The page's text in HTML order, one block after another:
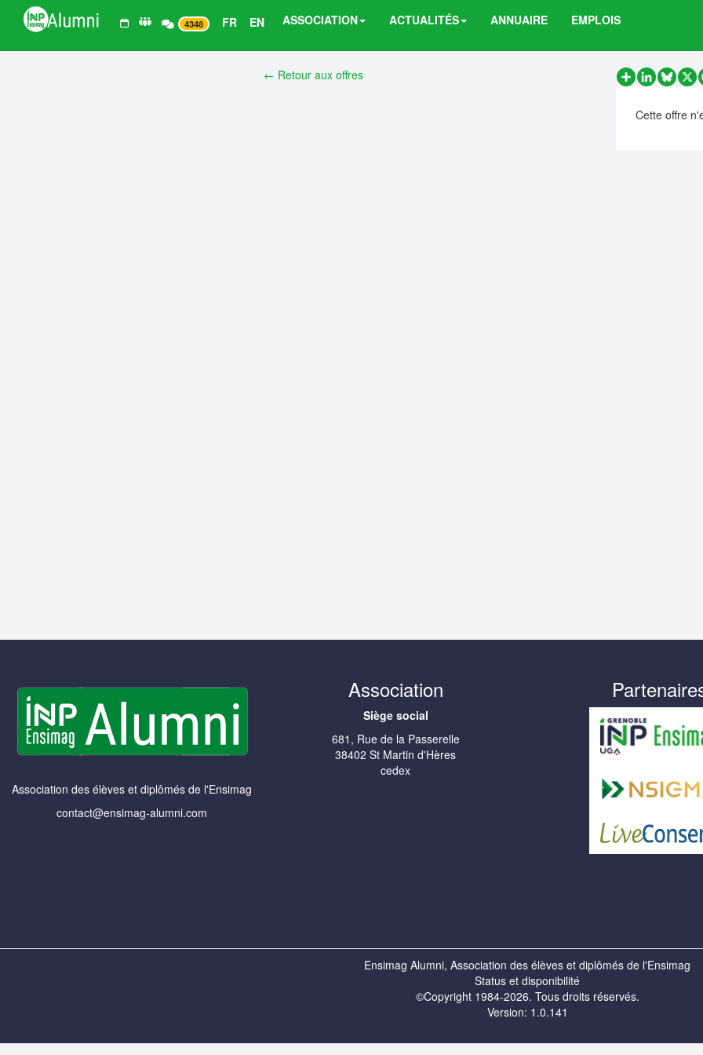
4348 FR EN ASSOCIATION ACTUALITÉS ANNUAIRE EMPLOIS
← Retour aux offres
PartagerLinkedInX
Cette offre
Association des élèves et diplômés de l'Ensimag
contact@ensimag-alumni.com
Association
Siège social
681, Rue de la Passerelle
38402 St Martin d'Hères
cedex
Ensimag Alumni, Association des élèves et diplômés de l'Ensimag
Status et disponibilité
©Copyright 1984-2026. Tous droits réservés.
Version: 1.0.141